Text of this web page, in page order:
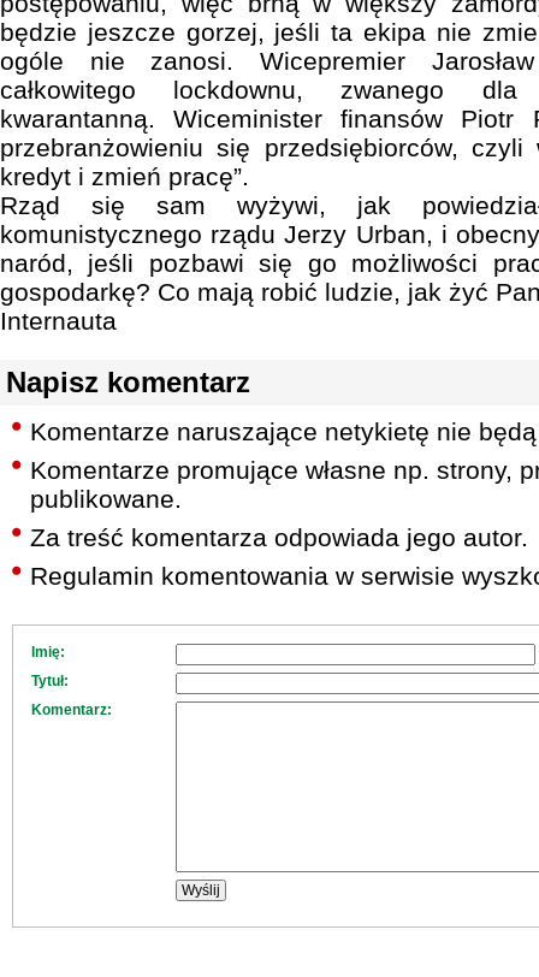
będzie jeszcze gorzej, jeśli ta ekipa nie
ogóle nie zanosi. Wicepremier
całkowitego lockdownu, zwanego dla
kwarantanną. Wiceminister finansów
przebranżowieniu się przedsiębiorców,
kredyt i zmień pracę”.
Rząd się sam wyżywi, jak
komunistycznego rządu Jerzy Urban, i
naród, jeśli pozbawi się go możliwości
gospodarkę? Co mają robić ludzie, jak żyć
Internauta
Napisz komentarz
Komentarze naruszające netykietę nie
Komentarze promujące własne np. strony,
publikowane.
Za treść komentarza odpowiada jego autor.
Regulamin komentowania w serwisie
Imię:
Tytuł:
Komentarz: